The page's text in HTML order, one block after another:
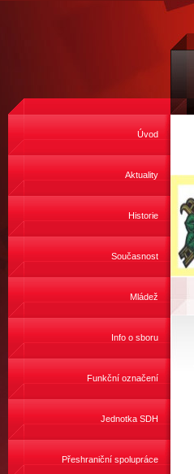
Úvod
Aktuality
Historie
Současnost
Mládež
Info o sboru
Funkční označení
Jednotka SDH
Přeshraniční spolupráce